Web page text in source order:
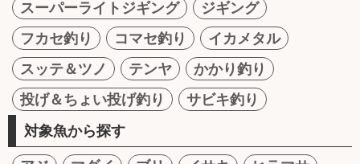
スーパーライトジギング
ジギング
フカセ釣り
コマセ釣り
イカメタル
スッテ＆ツノ
テンヤ
かかり釣り
投げ＆ちょい投げ釣り
サビキ釣り
対象魚から探す